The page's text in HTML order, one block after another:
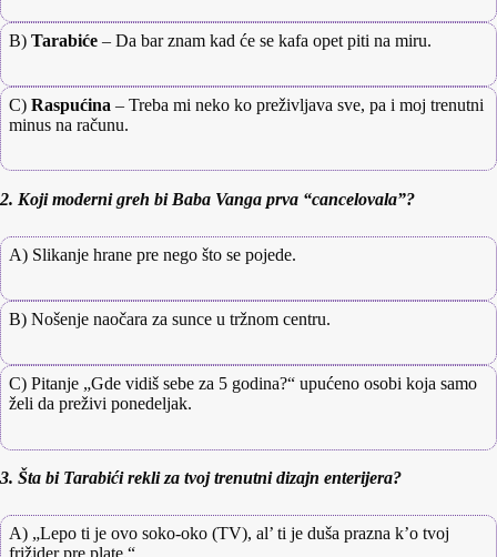
B)Tarabiće – Da bar znam kad će se kafa opet piti na miru.
C)Raspućina – Treba mi neko ko preživljava sve, pa i moj trenutni
minus na računu.
2. Koji moderni greh bi Baba Vanga prva “cancelovala”?
A) Slikanje hrane pre nego što se pojede.
B) Nošenje naočara za sunce u tržnom centru.
C) Pitanje „Gde vidiš sebe za 5 godina?“ upućeno osobi koja samo
želi da preživi ponedeljak.
3. Šta bi Tarabići rekli za tvoj trenutni dizajn enterijera?
A) „Lepo ti je ovo soko-oko (TV), al’ ti je duša prazna k’o tvoj